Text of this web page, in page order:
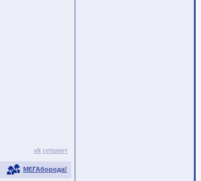
vk гетшеет
МЕГАборода!